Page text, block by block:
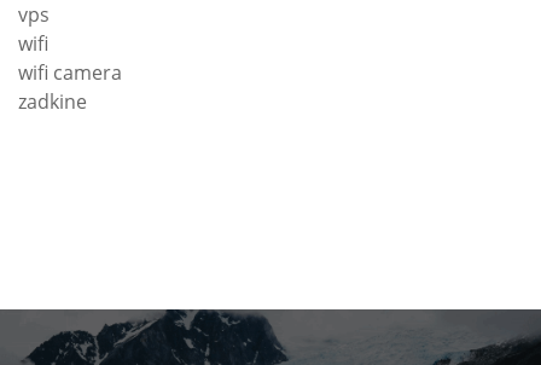
vps
wifi
wifi camera
zadkine